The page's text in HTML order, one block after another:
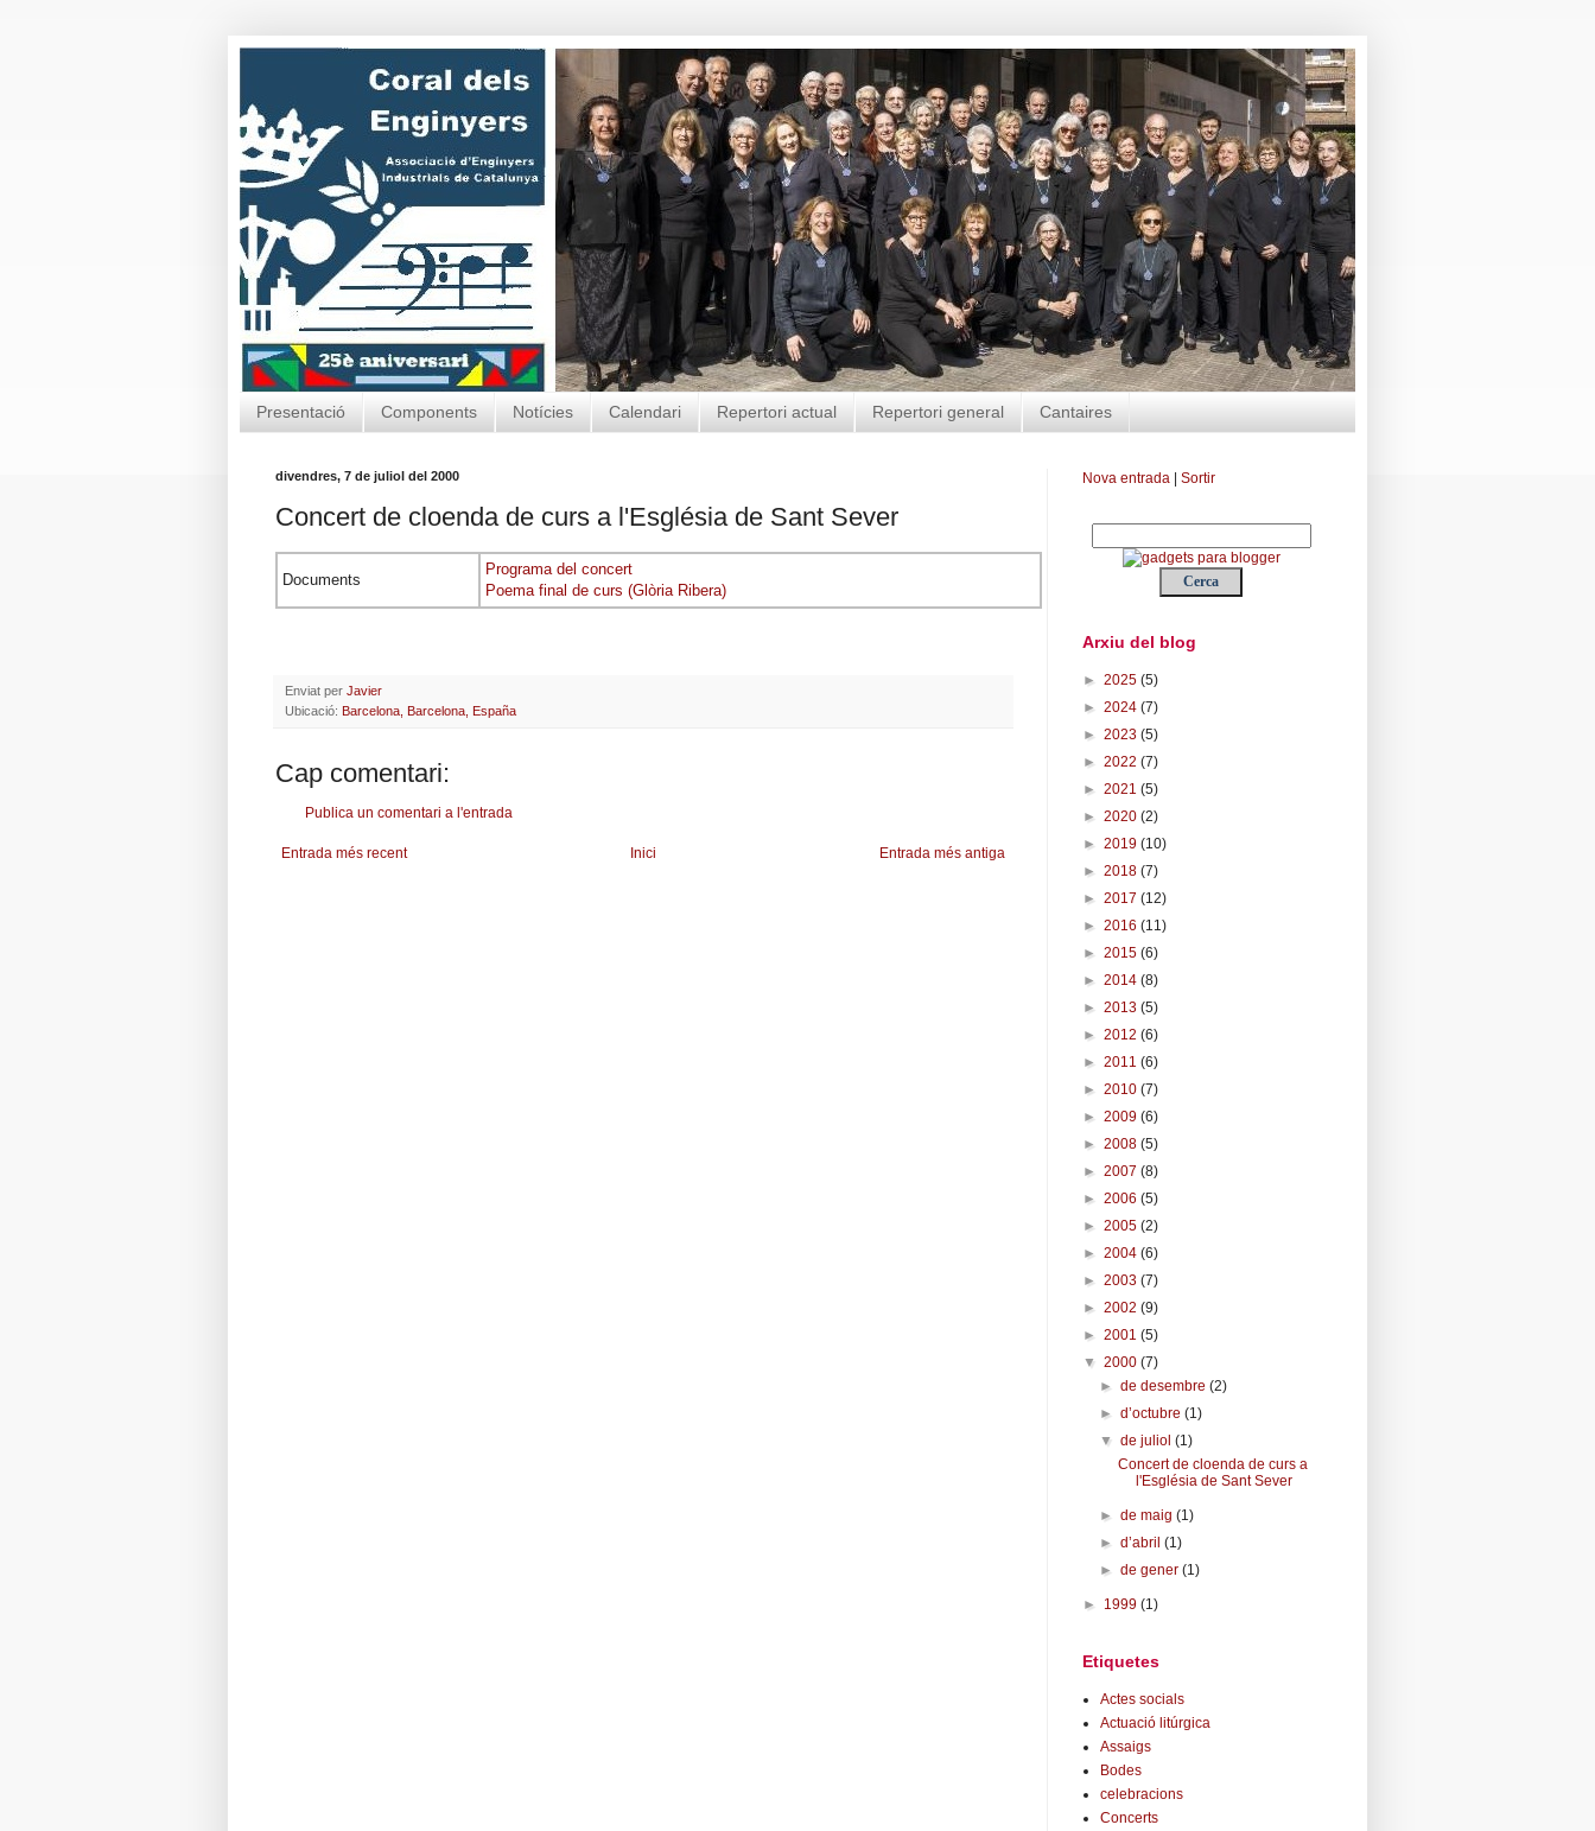
Presentació Components Notícies Calendari Repertori actual Repertori general Cantaires
divendres, 7 de juliol del 2000
Concert de cloenda de curs a l'Església de Sant Sever
Documents
Programa del concert
Poema final de curs (Glòria Ribera)
Enviat per Javier
Ubicació: Barcelona, Barcelona, España
Cap comentari:
Publica un comentari a l'entrada
Entrada més recent Entrada més antiga
Inici
Nova entrada | Sortir
Arxiu del blog
► 2025 (5)
► 2024 (7)
► 2023 (5)
► 2022 (7)
► 2021 (5)
► 2020 (2)
► 2019 (10)
► 2018 (7)
► 2017 (12)
► 2016 (11)
► 2015 (6)
► 2014 (8)
► 2013 (5)
► 2012 (6)
► 2011 (6)
► 2010 (7)
► 2009 (6)
► 2008 (5)
► 2007 (8)
► 2006 (5)
► 2005 (2)
► 2004 (6)
► 2003 (7)
► 2002 (9)
► 2001 (5)
▼ 2000 (7)
►de desembre(2)
►d’octubre(1)
▼de juliol(1)
Concert de cloenda de curs a
l'Església de Sant Sever
►de maig(1)
►d’abril(1)
►de gener(1)
► 1999 (1)
Etiquetes
Actes socials
Actuació litúrgica
Assaigs
Bodes
celebracions
Concerts